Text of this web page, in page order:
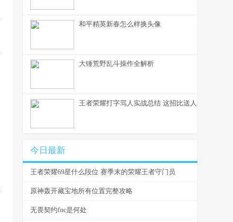
和平精英新春怎么样换头像
大锤荒野乱斗操作全解析
王者荣耀打字骂人实战总结 这招比送人头还毒
今日最新
王者荣耀69星什么段位 赛季末的荣耀王者守门员
原神轰开藏宝地所有位置完整攻略
无畏契约fnc是何处